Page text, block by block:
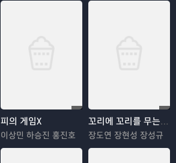
피의 게임X
이상민 하승진 홍진호
꼬리에 꼬리를 무는 그날 이야기
장도연 장현성 장성규